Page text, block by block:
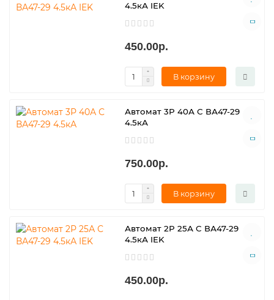
4.5кА IEK
450.00р.
В корзину
Автомат 3Р 40А С ВА47-29
4.5кА
750.00р.
В корзину
Автомат 2Р 25А С ВА47-29
4.5кА IEK
450.00р.